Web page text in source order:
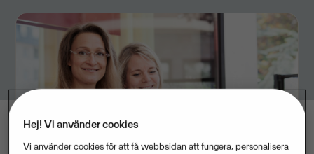
Hej! Vi använder cookies
Vi använder cookies för att få webbsidan att fungera, personalisera